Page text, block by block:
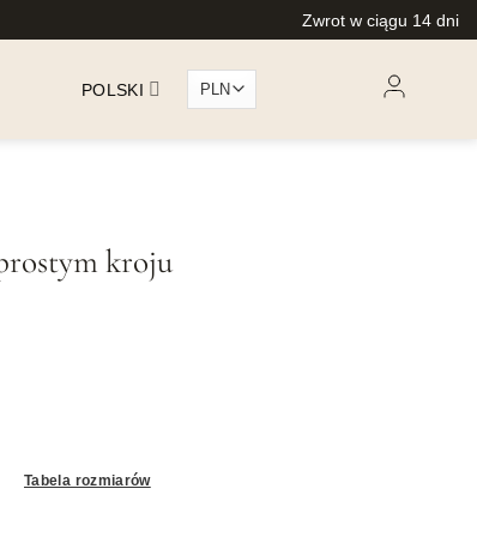
Zwrot w ciągu 14 dni
POLSKI
kroju
Tabela rozmiarów